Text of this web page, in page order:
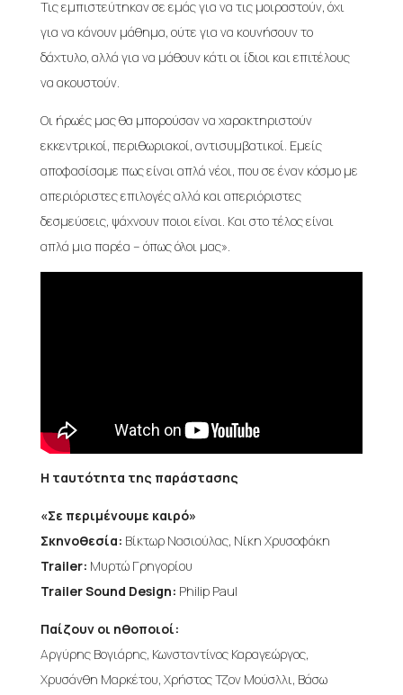
Τις εμπιστεύτηκαν σε εμάς για να τις μοιραστούν, όχι
για να κάνουν μάθημα, ούτε για να κουνήσουν το
δάχτυλο, αλλά για να μάθουν κάτι οι ίδιοι και επιτέλους
να ακουστούν.
Οι ήρωές μας θα μπορούσαν να χαρακτηριστούν
εκκεντρικοί, περιθωριακοί, αντισυμβατικοί. Εμείς
αποφασίσαμε πως είναι απλά νέοι, που σε έναν κόσμο με
απεριόριστες επιλογές αλλά και απεριόριστες
δεσμεύσεις, ψάχνουν ποιοι είναι. Kαι στο τέλος είναι
απλά μια παρέα – όπως όλοι μας».
Η ταυτότητα της παράστασης
«Σε περιμένουμε καιρό»
Σκηνοθεσία: Βίκτωρ Νασιούλας, Νίκη Χρυσοφάκη
Trailer: Μυρτώ Γρηγορίου
Trailer Sound Design: Philip Paul
Παίζουν οι ηθοποιοί:
Αργύρης Βογιάρης, Κωνσταντίνος Καραγεώργος,
Χρυσάνθη Μαρκέτου, Χρήστος Τζον Μούσλλι, Βάσω